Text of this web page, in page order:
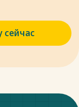
сейчас